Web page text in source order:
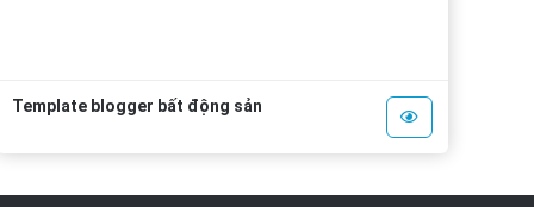
Template blogger bất động sản